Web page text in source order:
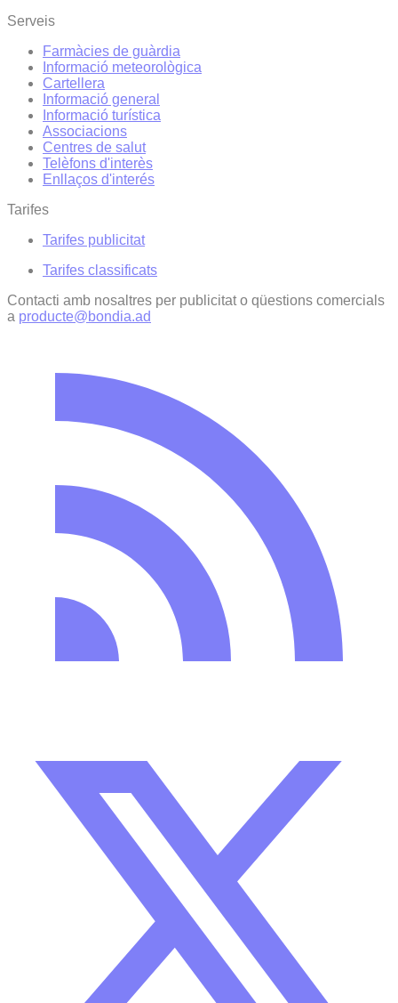
Serveis
Farmàcies de guàrdia
Informació meteorològica
Cartellera
Informació general
Informació turística
Associacions
Centres de salut
Telèfons d'interès
Enllaços d'interés
Tarifes
Tarifes publicitat
Tarifes classificats
Contacti amb nosaltres per publicitat o qüestions comercials
a producte@bondia.ad